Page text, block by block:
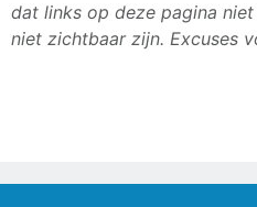
dat links op deze pagina
niet zichtbaar zijn. Excuses